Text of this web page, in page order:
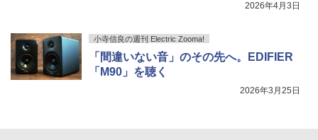
2026年4月3日
小寺信良の週刊 Electric Zooma!
「間違いない音」のその先へ。EDIFIER
「M90」を聴く
2026年3月25日